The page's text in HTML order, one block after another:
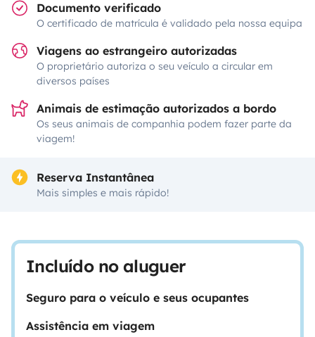
Documento verificado
O certificado de matrícula é validado pela nossa equipa
Viagens ao estrangeiro autorizadas
O proprietário autoriza o seu veículo a circular em
diversos países
Animais de estimação autorizados a bordo
Os seus animais de companhia podem fazer parte da
viagem!
Reserva Instantânea
Mais simples e mais rápido!
Incluído no aluguer
Seguro para o veículo e seus ocupantes
Assistência em viagem